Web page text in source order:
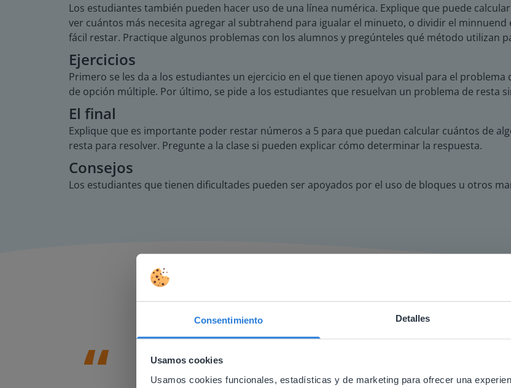
Consentimiento Detalles
Usamos cookies
Usamos cookies funcionales, estadísticas y de marketing para ofrecer una
Los estudiantes también pueden hacer uso de una línea numérica. Explique que puede
ver cuántos más necesita agregar al subtrahend para igualar el minueto, o dividir el
fácil restar. Practique algunos problemas con los alumnos y pregúnteles qué método utilizan
Ejercicios
Primero se les da a los estudiantes un ejercicio en el que tienen apoyo visual para el
de opción múltiple. Por último, se pide a los estudiantes que resuelvan un problema de resta
El final
Explique que es importante poder restar números a 5 para que puedan calcular cuántos de
resta para resolver. Pregunte a la clase si pueden explicar cómo determinar la respuesta.
Consejos
Los estudiantes que tienen dificultades pueden ser apoyados por el uso de bloques u otros
Lo que dicen los profesores
This website doesn't match your
There you'll find regional content and pricing.